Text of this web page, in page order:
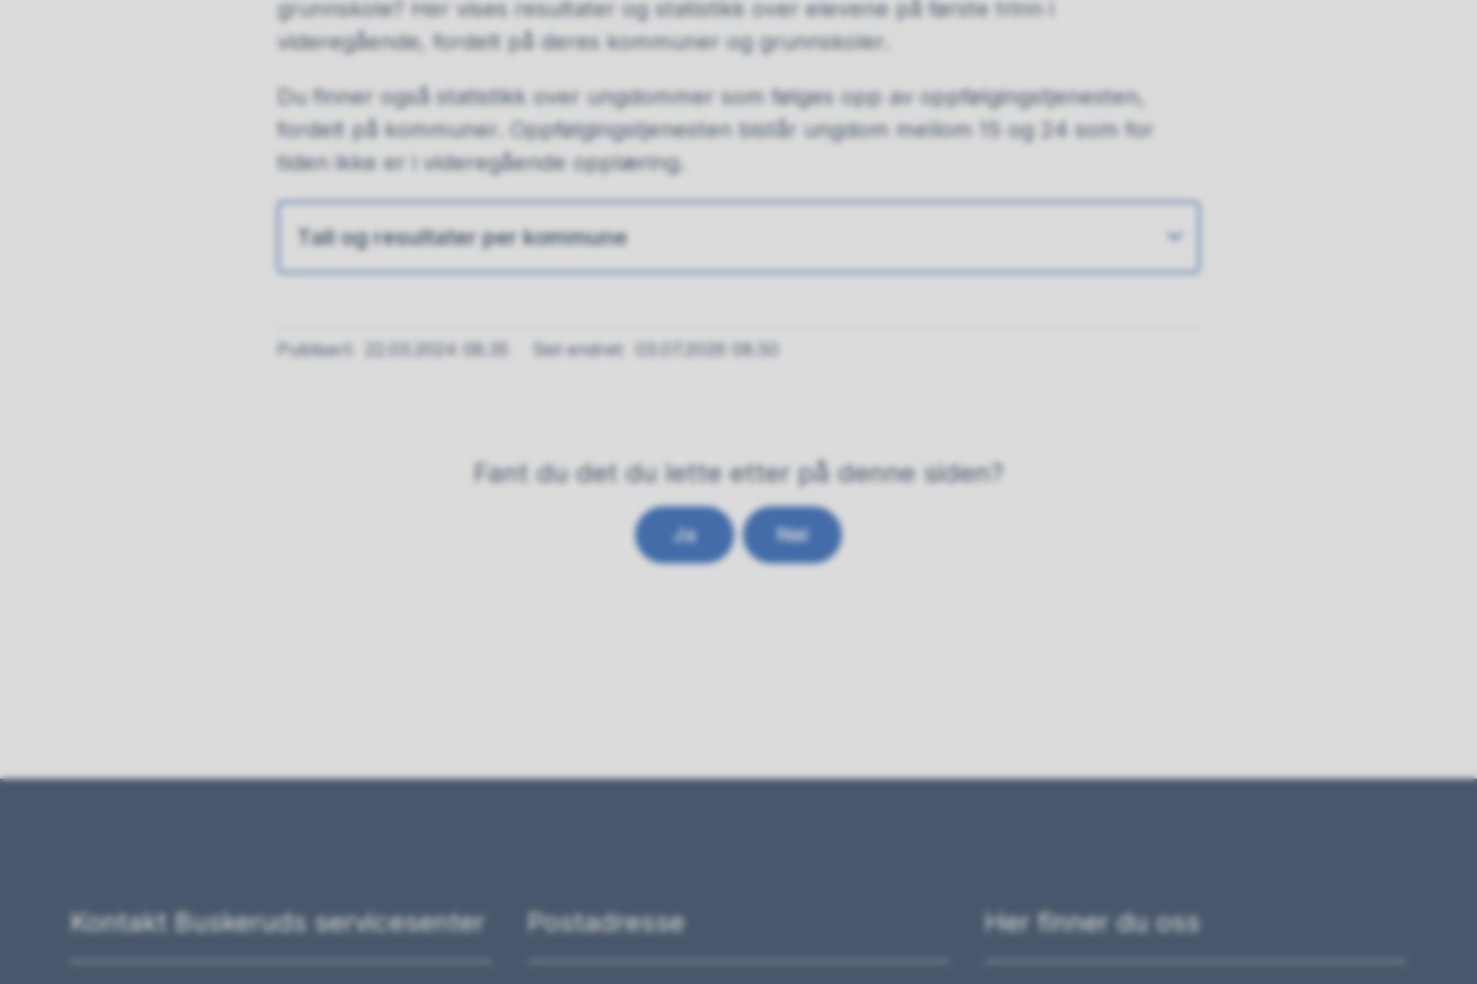
grunnskole? Her vises resultater og statistikk over elevene på første trinn i
videregående, fordelt på deres kommuner og grunnskoler.
Du finner også statistikk over ungdommer som følges opp av oppfølgingstjenesten,
fordelt på kommuner. Oppfølgingstjenesten bistår ungdom mellom 15 og 24 som for
tiden ikke er i videregående opplæring.
Tall og resultater per kommune
Publisert 22.03.2024 08.35 Sist endret 03.07.2026 08.50
Fant du det du lette etter på denne siden?
Ja Nei
Kontakt Buskeruds servicesenter Postadresse Her finner du oss